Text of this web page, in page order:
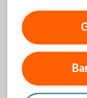
framtid ligger
se ut i framtiden
kommer
ekonomi.
Ung ekonomi
att inspirera dem